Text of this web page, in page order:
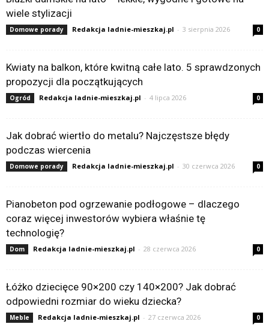
wiele stylizacji
Domowe porady Redakcja ladnie-mieszkaj.pl - 3 sierpnia 2026 0
Kwiaty na balkon, które kwitną całe lato. 5 sprawdzonych
propozycji dla początkujących
Ogród Redakcja ladnie-mieszkaj.pl - 4 lipca 2026 0
Jak dobrać wiertło do metalu? Najczęstsze błędy
podczas wiercenia
Domowe porady Redakcja ladnie-mieszkaj.pl - 30 czerwca 2026 0
Pianobeton pod ogrzewanie podłogowe – dlaczego
coraz więcej inwestorów wybiera właśnie tę
technologię?
Dom Redakcja ladnie-mieszkaj.pl - 28 czerwca 2026 0
Łóżko dziecięce 90×200 czy 140×200? Jak dobrać
odpowiedni rozmiar do wieku dziecka?
Meble Redakcja ladnie-mieszkaj.pl - 27 czerwca 2026 0